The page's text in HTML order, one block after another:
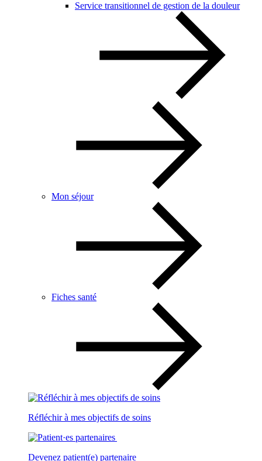
Service transitionnel de gestion de la douleur
Mon séjour
Fiches santé
Réfléchir à mes objectifs de soins
Devenez patient(e) partenaire